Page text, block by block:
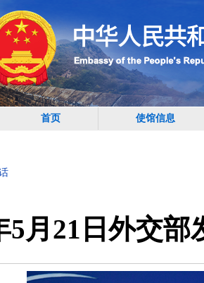
首页 使馆信息
5月21日外交